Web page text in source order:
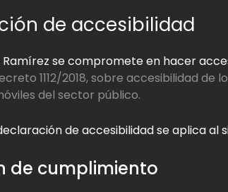
de accesibilidad
se compromete en hacer
1112/2018, sobre accesibilidad de
del sector público.
de accesibilidad se aplica al
de cumplimiento